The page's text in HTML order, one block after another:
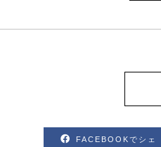
FACEBOOKでシェ